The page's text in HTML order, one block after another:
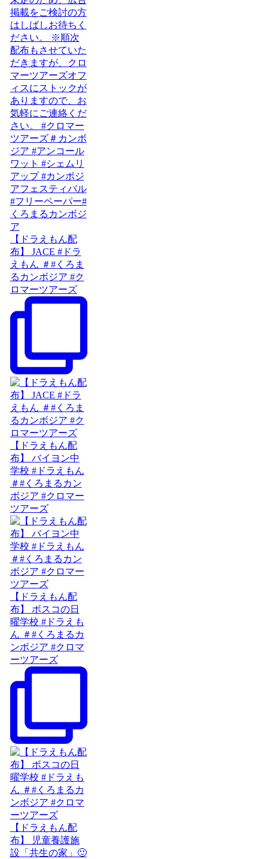
【ドラえもん配
布】 JACE #ドラ
えもん ＃#くろま
るカンボジア #ク
ロマーツアーズ
【ドラえもん配
布】 バイヨン中
学校 #ドラえもん
＃#くろまるカン
ボジア #クロマー
ツアーズ
【ドラえもん配
布】 ボスコの日
曜学校 #ドラえも
ん ＃#くろまるカ
ンボジア #クロマ
ーツアーズ
【ドラえもん配
布】 児童養護施
設「共生の家」🙂